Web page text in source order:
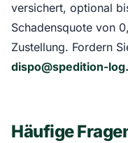
versichert, optional
Schadensquote von
Zustellung. Fordern
dispo@spedition-
Häufige